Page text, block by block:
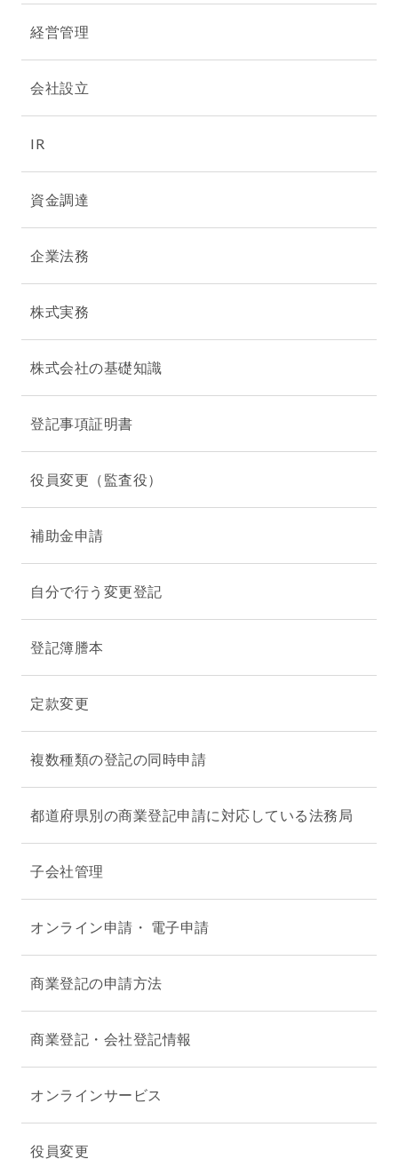
経営管理
会社設立
IR
資金調達
企業法務
株式実務
株式会社の基礎知識
登記事項証明書
役員変更（監査役）
補助金申請
自分で行う変更登記
登記簿謄本
定款変更
複数種類の登記の同時申請
都道府県別の商業登記申請に対応している法務局
子会社管理
オンライン申請・ 電子申請
商業登記の申請方法
商業登記・会社登記情報
オンラインサービス
役員変更